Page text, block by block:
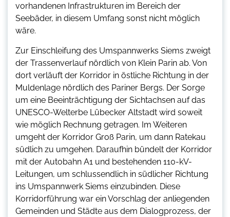
vorhandenen Infrastrukturen im Bereich der
Seebäder, in diesem Umfang sonst nicht möglich
wäre.
Zur Einschleifung des Umspannwerks Siems zweigt
der Trassenverlauf nördlich von Klein Parin ab. Von
dort verläuft der Korridor in östliche Richtung in der
Muldenlage nördlich des Pariner Bergs. Der Sorge
um eine Beeinträchtigung der Sichtachsen auf das
UNESCO-Welterbe Lübecker Altstadt wird soweit
wie möglich Rechnung getragen. Im Weiteren
umgeht der Korridor Groß Parin, um dann Ratekau
südlich zu umgehen. Daraufhin bündelt der Korridor
mit der Autobahn A1 und bestehenden 110-kV-
Leitungen, um schlussendlich in südlicher Richtung
ins Umspannwerk Siems einzubinden. Diese
Korridorführung war ein Vorschlag der anliegenden
Gemeinden und Städte aus dem Dialogprozess, der